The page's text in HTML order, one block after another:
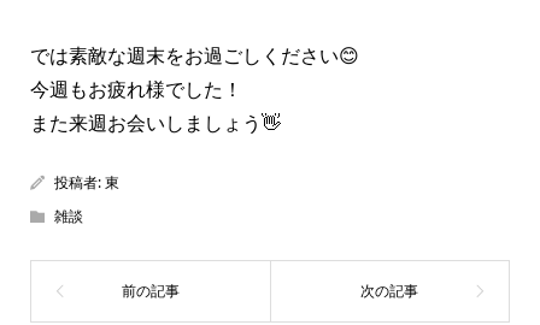
では素敵な週末をお過ごしください😊
今週もお疲れ様でした！
また来週お会いしましょう👋
投稿者:東
雑談